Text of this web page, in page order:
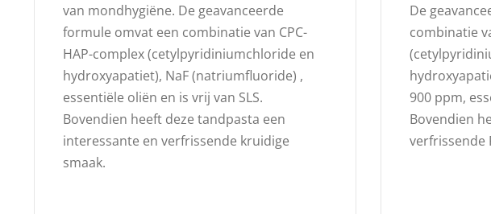
van mondhygiëne. De geavanceerde
formule omvat een combinatie van CPC-
HAP-complex (cetylpyridiniumchloride en
hydroxyapatiet), NaF (natriumfluoride) ,
essentiële oliën en is vrij van SLS.
Bovendien heeft deze tandpasta een
interessante en verfrissende kruidige
smaak.
De
combinatie
900 ppm,
Bovendien
verfrissende